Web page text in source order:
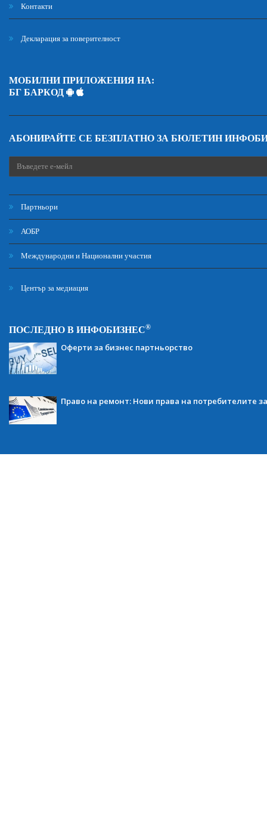
Контакти
Декларация за поверителност
МОБИЛНИ ПРИЛОЖЕНИЯ НА:
БГ БАРКОД
АБОНИРАЙТЕ СЕ БЕЗПЛАТНО ЗА БЮЛЕТИН
Партньори
АОБР
Международни и Национални участия
Център за медиация
ПОСЛЕДНО В ИНФОБИЗНЕС®
Оферти за бизнес партньорство
Право на ремонт: Нови права на потребителите